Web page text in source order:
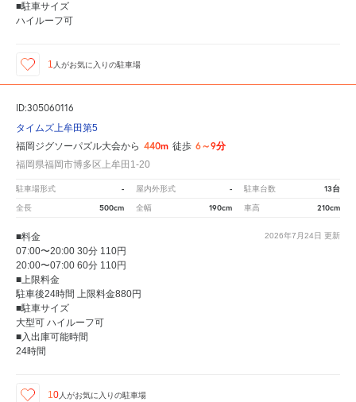
■駐車サイズ
ハイルーフ可
1 人がお気に入りの駐車場
ID:305060116
タイムズ上牟田第5
福岡ジグソーパズル大会から 440m 徒歩 6～9分
福岡県福岡市博多区上牟田1-20
駐車場形式 - 屋内外形式 - 駐車台数 13台
全長 500cm 全幅 190cm 車高 210cm
2026年7月24日 更新
■料金
07:00〜20:00 30分 110円
20:00〜07:00 60分 110円
■上限料金
駐車後24時間 上限料金880円
■駐車サイズ
大型可 ハイルーフ可
■入出庫可能時間
24時間
10人がお気に入りの駐車場